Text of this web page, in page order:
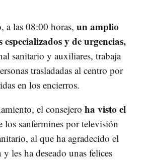
a las 08:00 horas, un amplio
especializados y de urgencias,
sanitario y auxiliares, trabaja
trasladadas al centro por
en los encierros.
el consejero ha visto el
los sanfermines por televisión
al que ha agradecido el
les ha deseado unas felices